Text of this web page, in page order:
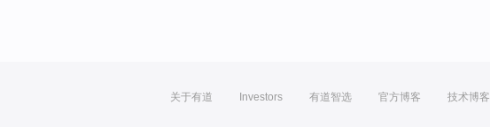
关于有道 Investors 有道智选 官方博客 技术博客